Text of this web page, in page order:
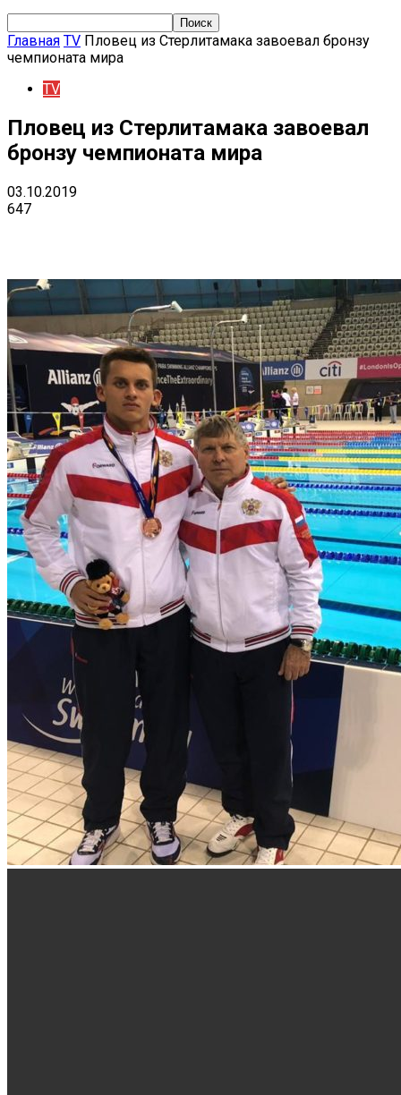
Главная TV Пловец из Стерлитамака завоевал бронзу
чемпионата мира
TV
Пловец из Стерлитамака завоевал
бронзу чемпионата мира
03.10.2019
647